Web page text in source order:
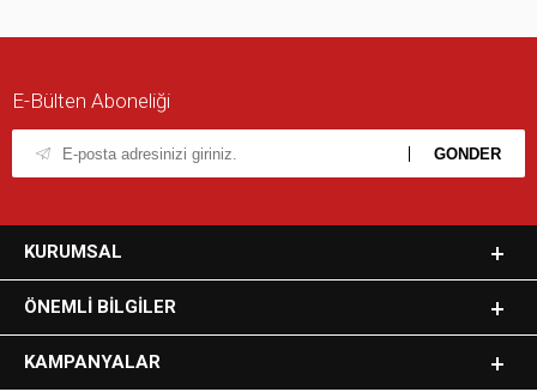
E-Bülten Aboneliği
KURUMSAL
ÖNEMLI BILGILER
KAMPANYALAR